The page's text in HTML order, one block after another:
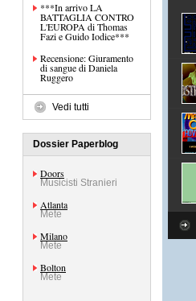
***In arrivo LA
BATTAGLIA CONTRO
L'EUROPA di Thomas
Fazi e Guido Iodice***
Recensione: Giuramento
di sangue di Daniela
Ruggero
Vedi tutti
Dossier Paperblog
Doors
Musicisti Stranieri
Atlanta
Mete
Milano
Mete
Bolton
Mete